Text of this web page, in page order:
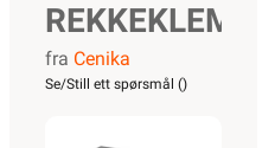
AVK 10
fra Cenika
Se/Still ett spørsmål ()